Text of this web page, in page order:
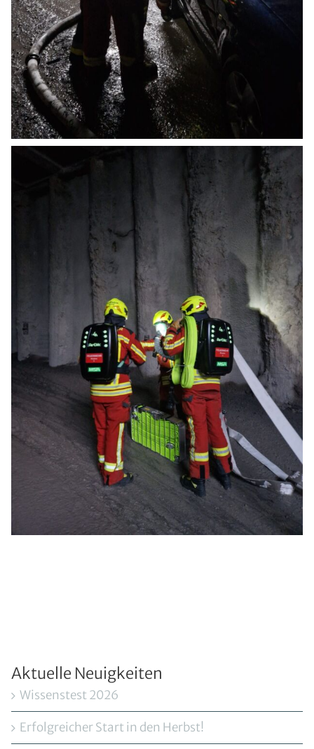
Aktuelle Neuigkeiten
Wissenstest 2026
Erfolgreicher Start in den Herbst!